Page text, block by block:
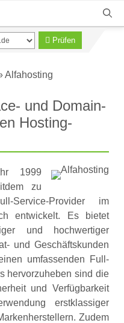
Prüfen
Alfahosting
und Domain-
Hosting-
1999
zu
Service-Provider im
entwickelt. Es bietet
und hochwertiger
und Geschäftskunden
umfassenden Full-
hervorzuheben sind die
und Verfügbarkeit
erstklassiger
Zudem